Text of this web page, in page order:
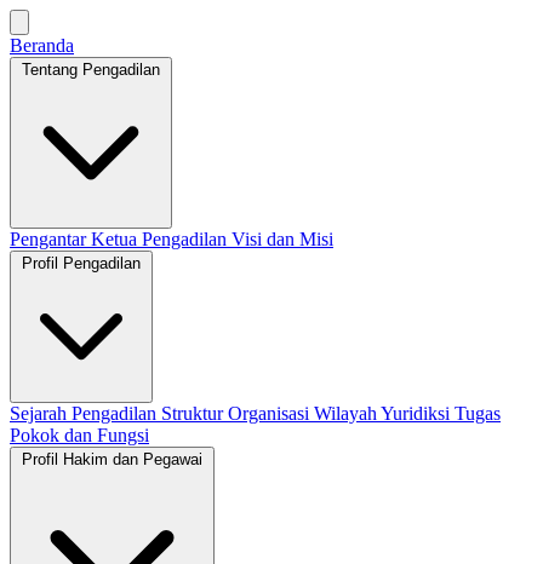
Beranda
Tentang Pengadilan
Pengantar Ketua Pengadilan Visi dan Misi
Profil Pengadilan
Sejarah Pengadilan Struktur Organisasi Wilayah Yuridiksi Tugas
Pokok dan Fungsi
Profil Hakim dan Pegawai